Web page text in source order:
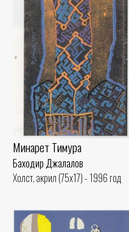
Минарет Тимура
Баходир Джалалов
Холст, акрил (75x17) - 1996 год